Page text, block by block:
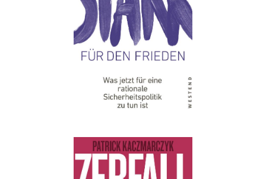
Details
Buch: 15,00 €